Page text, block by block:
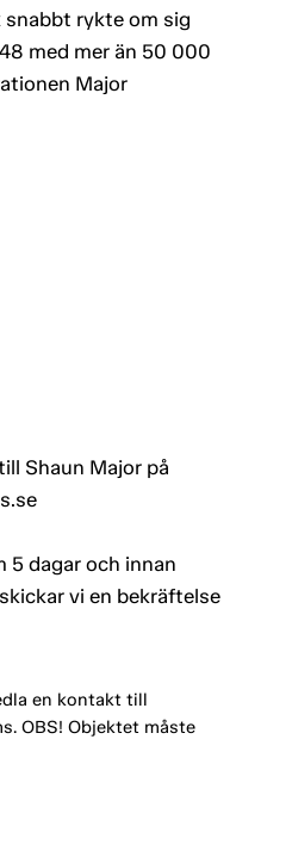
rykte om sig
med mer än 50 000
Major
Shaun Major på
5 dagar och innan
vi en bekräftelse
en kontakt till
OBS! Objektet måste